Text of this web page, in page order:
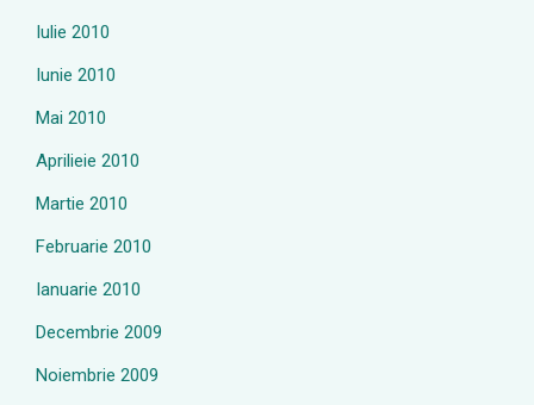
Iulie 2010
Iunie 2010
Mai 2010
Aprilieie 2010
Martie 2010
Februarie 2010
Ianuarie 2010
Decembrie 2009
Noiembrie 2009